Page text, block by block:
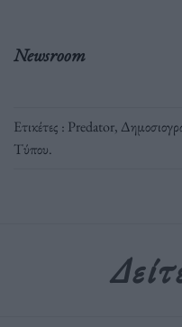
Newsroom
Ετικέτες : Predator,
Τύπου.